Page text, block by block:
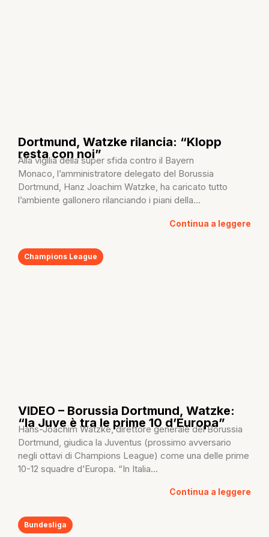
Dortmund, Watzke rilancia: “Klopp
resta con noi”
Alla vigilia della super sfida contro il Bayern
Monaco, l’amministratore delegato del Borussia
Dortmund, Hanz Joachim Watzke, ha caricato tutto
l’ambiente gallonero rilanciando i piani della...
Continua a leggere
Champions League
VIDEO – Borussia Dortmund, Watzke:
“la Juve è tra le prime 10 d’Europa”
Hans-Joachim Watzke, direttore generale del Borussia
Dortmund, giudica la Juventus (prossimo avversario
negli ottavi di Champions League) come una delle prime
10-12 squadre d’Europa. “In Italia...
Continua a leggere
Bundesliga